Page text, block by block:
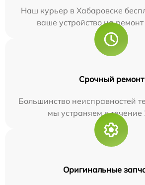
Наш курьер в Хабаровске
ваше устройство на
Срочный ремонт
Большинство неисправностей
мы устраняем в течение
Оригинальные